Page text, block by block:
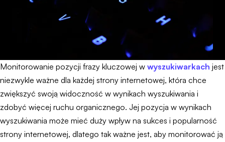
Monitorowanie pozycji frazy kluczowej w wyszukiwarkach jest
niezwykle ważne dla każdej strony internetowej, która chce
zwiększyć swoją widoczność w wynikach wyszukiwania i
zdobyć więcej ruchu organicznego. Jej pozycja w wynikach
wyszukiwania może mieć duży wpływ na sukces i popularność
strony internetowej, dlatego tak ważne jest, aby monitorować ją